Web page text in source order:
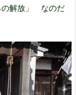
の解放」 なのだ